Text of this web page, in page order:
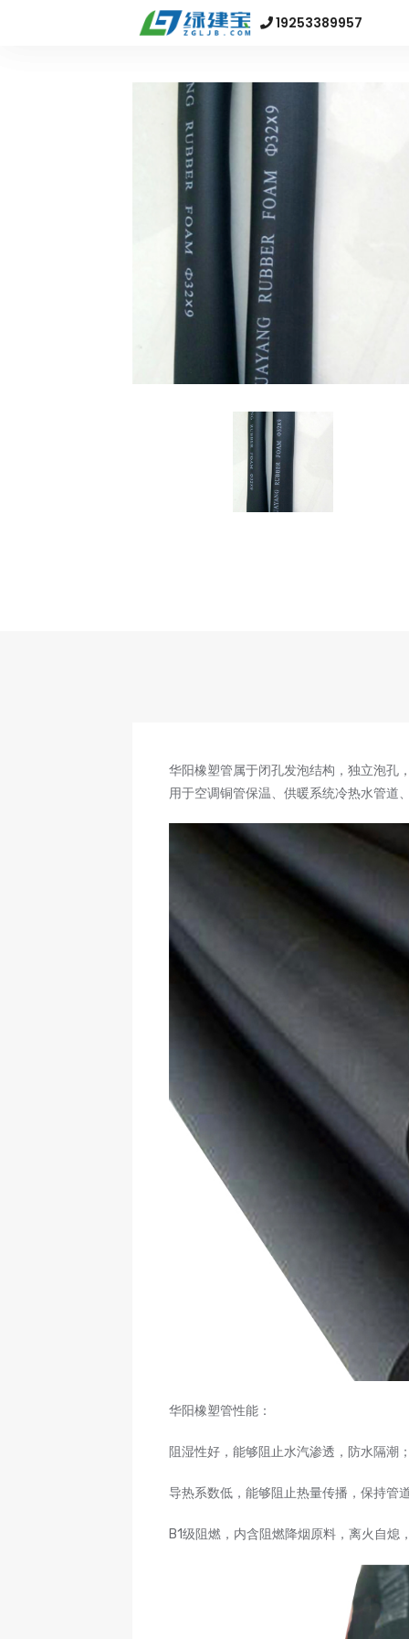
19253389957
华阳橡塑管属于闭孔发泡结构，独立泡孔
用于空调铜管保温、供暖系统冷热水管道
华阳橡塑管性能：
阻湿性好，能够阻止水汽渗透，防水隔潮
导热系数低，能够阻止热量传播，保持管
B1级阻燃，内含阻燃降烟原料，离火自熄